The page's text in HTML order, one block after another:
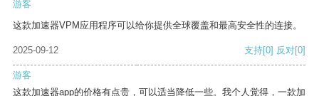
游客
这款加速器VPM应用程序可以给你提供全球覆盖和最高安全性的连接。
2025-09-12 支持[0] 反对[0]
游客
这款加速器app的价格有点贵，可以适当降低一些。我个人觉得，一款加